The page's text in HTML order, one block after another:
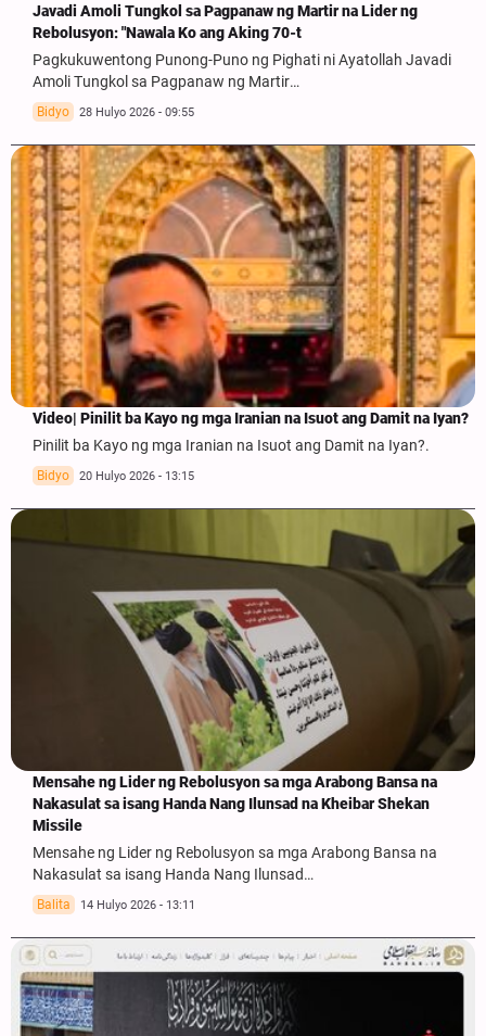
Javadi Amoli Tungkol sa Pagpanaw ng Martir na Lider ng
Rebolusyon: "Nawala Ko ang Aking 70-t
Pagkukuwentong Punong-Puno ng Pighati ni Ayatollah Javadi
Amoli Tungkol sa Pagpanaw ng Martir…
Bidyo 28 Hulyo 2026 - 09:55
Video| Pinilit ba Kayo ng mga Iranian na Isuot ang Damit na Iyan?
Pinilit ba Kayo ng mga Iranian na Isuot ang Damit na Iyan?.
Bidyo 20 Hulyo 2026 - 13:15
Mensahe ng Lider ng Rebolusyon sa mga Arabong Bansa na
Nakasulat sa isang Handa Nang Ilunsad na Kheibar Shekan
Missile
Mensahe ng Lider ng Rebolusyon sa mga Arabong Bansa na
Nakasulat sa isang Handa Nang Ilunsad…
Balita 14 Hulyo 2026 - 13:11